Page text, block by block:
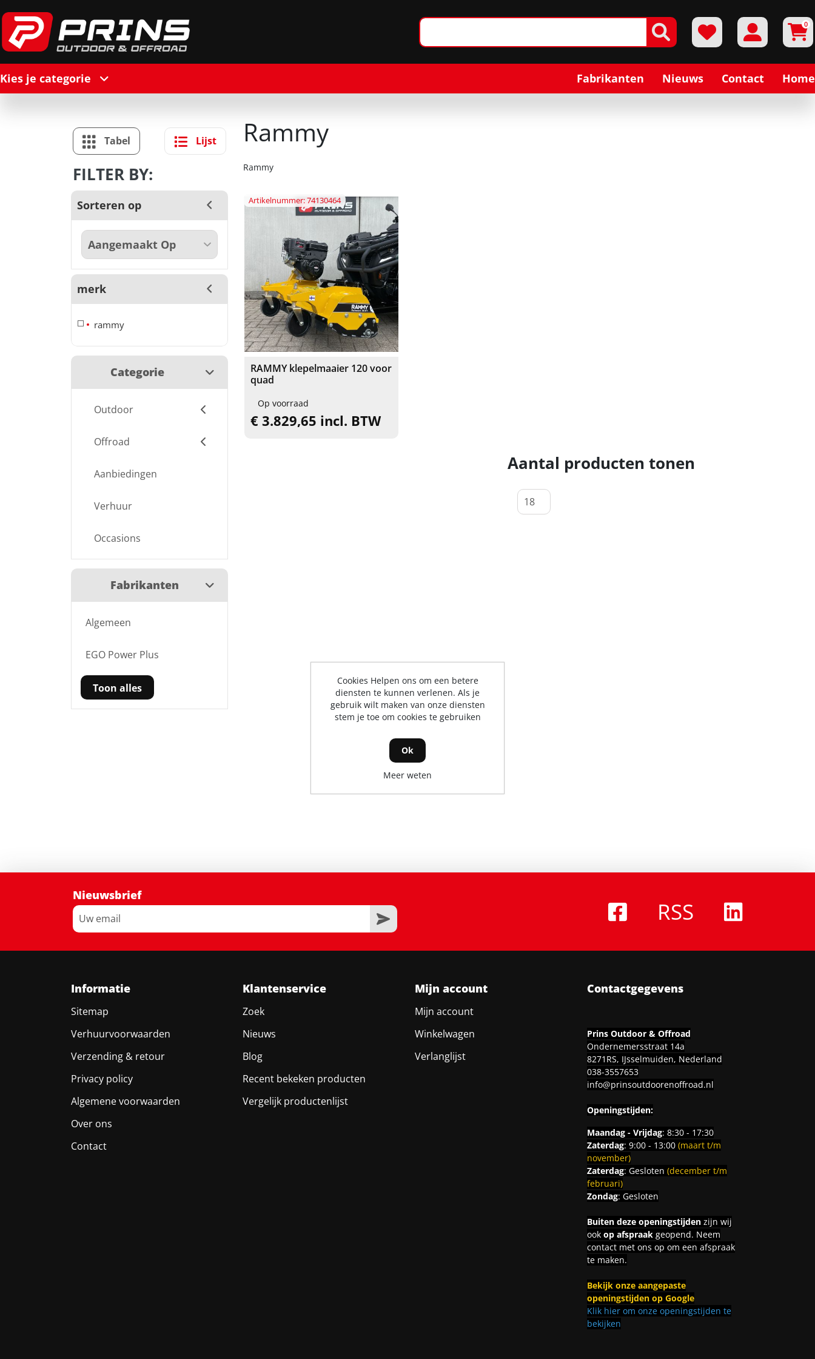
0
Kies je categorie Fabrikanten Nieuws Contact Home
Tabel Lijst
FILTER BY:
Sorteren op
merk
rammy
Categorie
Outdoor
Offroad
Aanbiedingen
Verhuur
Occasions
Fabrikanten
Algemeen
EGO Power Plus
Toon alles
Rammy
Rammy
Artikelnummer: 74130464
RAMMY klepelmaaier 120 voor
quad
Op voorraad
€ 3.829,65 incl. BTW
Aantal producten tonen
Nieuwsbrief
RSS
Informatie
Sitemap
Verhuurvoorwaarden
Verzending & retour
Privacy policy
Algemene voorwaarden
Over ons
Contact
Klantenservice
Zoek
Nieuws
Blog
Recent bekeken producten
Vergelijk productenlijst
Mijn account
Mijn account
Winkelwagen
Verlanglijst
Contactgegevens
Prins Outdoor & Offroad
Ondernemersstraat 14a
8271RS, IJsselmuiden, Nederland
038-3557653
info@prinsoutdoorenoffroad.nl
Openingstijden:
Maandag - Vrijdag: 8:30 - 17:30
Zaterdag: 9:00 - 13:00 (maart t/m
november)
Zaterdag: Gesloten (december t/m
februari)
Zondag: Gesloten
Buiten deze openingstijdenzijn wij
ook op afspraakgeopend. Neem
contact met ons op om een afspraak
te maken.
Bekijk onze aangepaste
openingstijden op Google
Klik hier om onze openingstijden te
bekijken
Cookies Helpen ons om een betere
diensten te kunnen verlenen. Als je
gebruik wilt maken van onze diensten
stem je toe om cookies te gebruiken
Ok
Meer weten